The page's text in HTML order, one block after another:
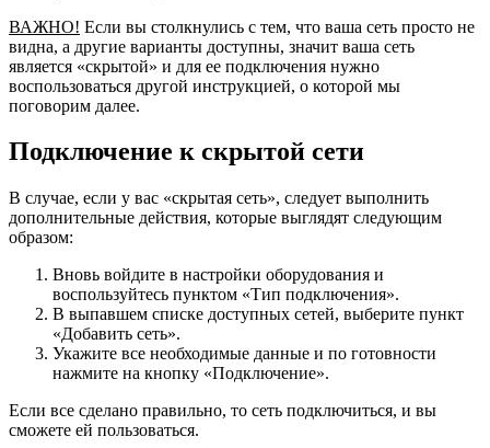
ВАЖНО! Если вы столкнулись с тем, что ваша сеть просто не
видна, а другие варианты доступны, значит ваша сеть
является «скрытой» и для ее подключения нужно
воспользоваться другой инструкцией, о которой мы
поговорим далее.
Подключение к скрытой сети
В случае, если у вас «скрытая сеть», следует выполнить
дополнительные действия, которые выглядят следующим
образом:
Вновь войдите в настройки оборудования и
воспользуйтесь пунктом «Тип подключения».
В выпавшем списке доступных сетей, выберите пункт
«Добавить сеть».
Укажите все необходимые данные и по готовности
нажмите на кнопку «Подключение».
Если все сделано правильно, то сеть подключиться, и вы
сможете ей пользоваться.